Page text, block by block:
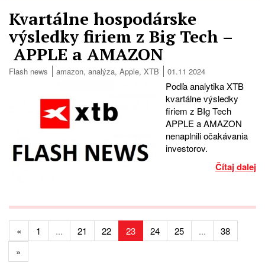
Kvartálne hospodárske
výsledky firiem z Big Tech –
APPLE a AMAZON
Flash news amazon, analýza, Apple, XTB 01.11 2024
Podľa analytika XTB
kvartálne výsledky
firiem z BIg Tech
APPLE a AMAZON
nenaplnili očakávania
investorov.
Čítaj dalej
« 1 ... 21 22 23 24 25 ...
38
»